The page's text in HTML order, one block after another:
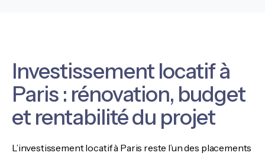
Investissement locatif à
Paris : rénovation, budget
et rentabilité du projet
L’investissement locatif à Paris reste l’un des placements